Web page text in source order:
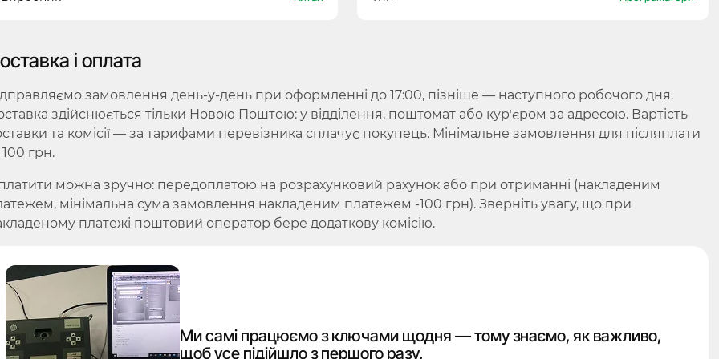
і оплата
замовлення день-у-день при оформленні до 17:00, пізніше — наступного робочого дня.
здійснюється тільки Новою Поштою: у відділення, поштомат або курʼєром за адресою. Вартість
та комісії — за тарифами перевізника сплачує покупець. Мінімальне замовлення для післяплати
грн.
можна зручно: передоплатою на розрахунковий рахунок або при отриманні (накладеним
мінімальна сума замовлення накладеним платежем -100 грн). Зверніть увагу, що при
платежі поштовий оператор бере додаткову комісію.
Ми самі працюємо з ключами щодня — тому знаємо, як важливо,
щоб усе підійшло з першого разу.